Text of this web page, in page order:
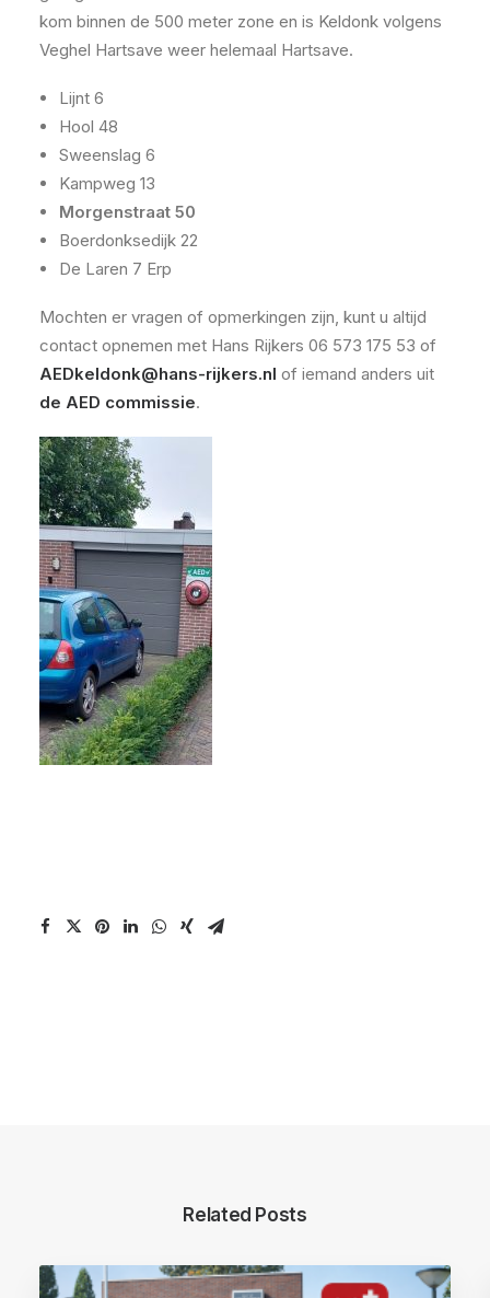
kom binnen de 500 meter zone en is Keldonk volgens
Veghel Hartsave weer helemaal Hartsave.
Lijnt 6
Hool 48
Sweenslag 6
Kampweg 13
Morgenstraat 50
Boerdonksedijk 22
De Laren 7 Erp
Mochten er vragen of opmerkingen zijn, kunt u altijd
contact opnemen met Hans Rijkers 06 573 175 53 of
AEDkeldonk@hans-rijkers.nl of iemand anders uit
de AED commissie.
Related Posts